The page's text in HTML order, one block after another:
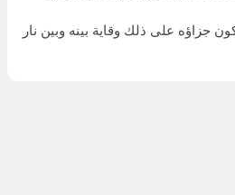
جزاؤه على ذلك وقاية بينه وبين نار